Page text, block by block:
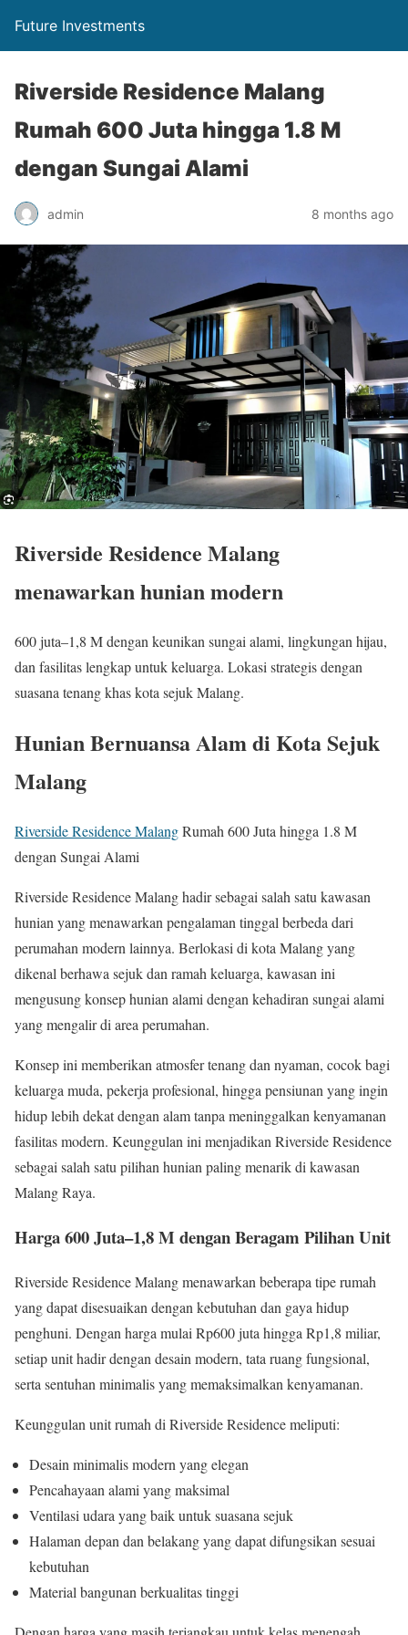
Future Investments
Riverside Residence Malang
Rumah 600 Juta hingga 1.8 M
dengan Sungai Alami
admin 8 months ago
Riverside Residence Malang
menawarkan hunian modern
600 juta–1,8 M dengan keunikan sungai alami, lingkungan hijau,
dan fasilitas lengkap untuk keluarga. Lokasi strategis dengan
suasana tenang khas kota sejuk Malang.
Hunian Bernuansa Alam di Kota Sejuk
Malang
Riverside Residence MalangRumah 600 Juta hingga 1.8 M
dengan Sungai Alami
Riverside Residence Malang hadir sebagai salah satu kawasan
hunian yang menawarkan pengalaman tinggal berbeda dari
perumahan modern lainnya. Berlokasi di kota Malang yang
dikenal berhawa sejuk dan ramah keluarga, kawasan ini
mengusung konsep hunian alami dengan kehadiran sungai alami
yang mengalir di area perumahan.
Konsep ini memberikan atmosfer tenang dan nyaman, cocok bagi
keluarga muda, pekerja profesional, hingga pensiunan yang ingin
hidup lebih dekat dengan alam tanpa meninggalkan kenyamanan
fasilitas modern. Keunggulan ini menjadikan Riverside Residence
sebagai salah satu pilihan hunian paling menarik di kawasan
Malang Raya.
Harga 600 Juta–1,8 M dengan Beragam Pilihan Unit
Riverside Residence Malang menawarkan beberapa tipe rumah
yang dapat disesuaikan dengan kebutuhan dan gaya hidup
penghuni. Dengan harga mulai Rp600 juta hingga Rp1,8 miliar,
setiap unit hadir dengan desain modern, tata ruang fungsional,
serta sentuhan minimalis yang memaksimalkan kenyamanan.
Keunggulan unit rumah di Riverside Residence meliputi:
Desain minimalis modern yang elegan
Pencahayaan alami yang maksimal
Ventilasi udara yang baik untuk suasana sejuk
Halaman depan dan belakang yang dapat difungsikan sesuai
kebutuhan
Material bangunan berkualitas tinggi